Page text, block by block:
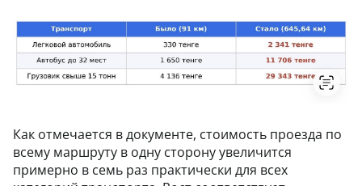
Как отмечается в документе, стоимость проезда по
всему маршруту в одну сторону увеличится
примерно в семь раз практически для всех